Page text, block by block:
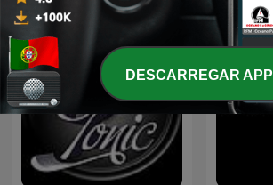
DESCARREGAR APP